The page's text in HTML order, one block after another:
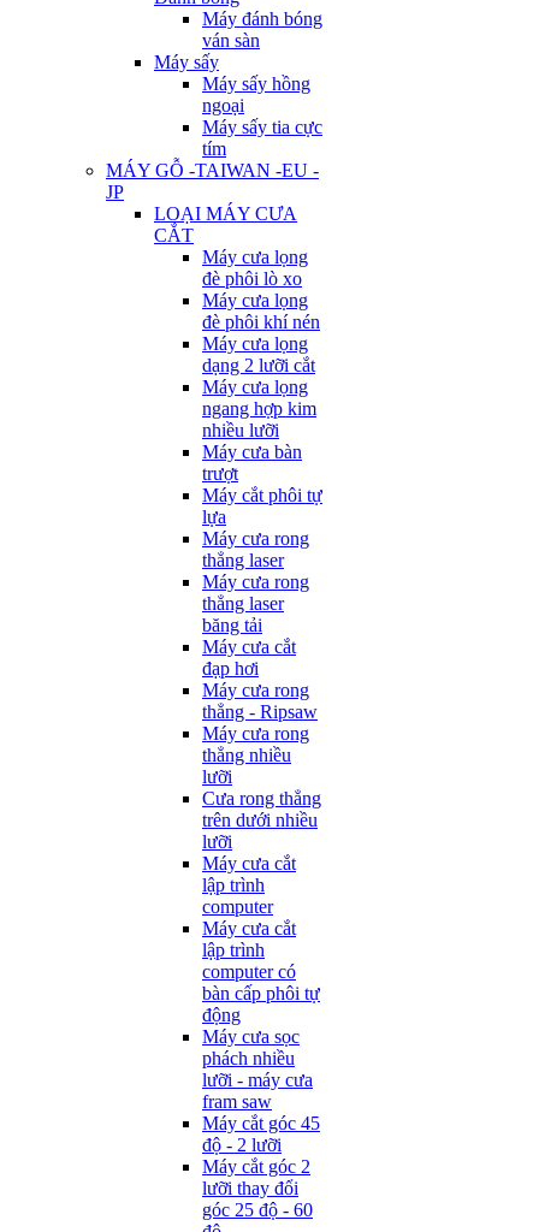
Máy đánh bóng
ván sàn
Máy sấy
Máy sấy hồng
ngoại
Máy sấy tia cực
tím
MÁY GỖ -TAIWAN -EU -
JP
LOẠI MÁY CƯA
CẮT
Máy cưa lọng
đè phôi lò xo
Máy cưa lọng
đè phôi khí nén
Máy cưa lọng
dạng 2 lưỡi cắt
Máy cưa lọng
ngang hợp kim
nhiều lưỡi
Máy cưa bàn
trượt
Máy cắt phôi tự
lựa
Máy cưa rong
thẳng laser
Máy cưa rong
thẳng laser
băng tải
Máy cưa cắt
đạp hơi
Máy cưa rong
thẳng - Ripsaw
Máy cưa rong
thẳng nhiều
lưỡi
Cưa rong thẳng
trên dưới nhiều
lưỡi
Máy cưa cắt
lập trình
computer
Máy cưa cắt
lập trình
computer có
bàn cấp phôi tự
động
Máy cưa sọc
phách nhiều
lưỡi - máy cưa
fram saw
Máy cắt góc 45
độ - 2 lưỡi
Máy cắt góc 2
lưỡi thay đổi
góc 25 độ - 60